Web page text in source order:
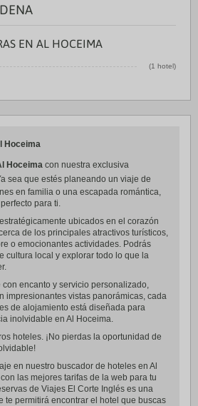
EN AL HOCEIMA
(1 hotel)
Hoceima
Hoceima con nuestra exclusiva
sea que estés planeando un viaje de
en familia o una escapada romántica,
para ti.
ubicados en el corazón
de los principales atractivos turísticos,
o emocionantes actividades. Podrás
cultura local y explorar todo lo que la
encanto y servicio personalizado,
impresionantes vistas panorámicas, cada
de alojamiento está diseñada para
inolvidable en Al Hoceima.
hoteles. ¡No pierdas la oportunidad de
en nuestro buscador de hoteles en Al
las mejores tarifas de la web para tu
de Viajes El Corte Inglés es una
te permitirá encontrar el hotel que buscas